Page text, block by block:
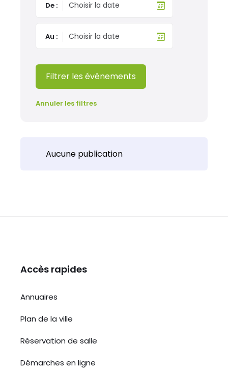
De :
Au :
Filtrer les événements
Annuler les filtres
Aucune publication
Accès rapides
Annuaires
Plan de la ville
Réservation de salle
Démarches en ligne